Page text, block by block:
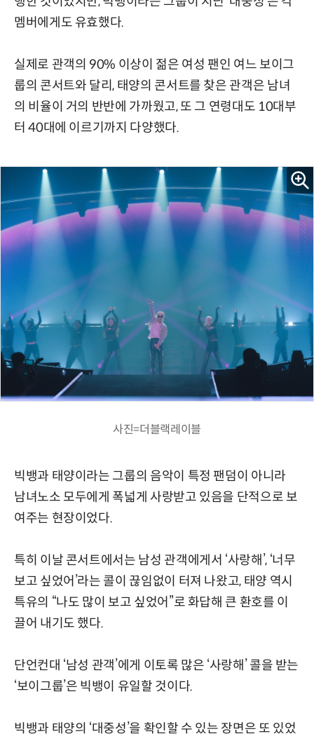
멤버에게도 유효했다.
실제로 관객의 90% 이상이 젊은 여성 팬인 여느 보이그
룹의 콘서트와 달리, 태양의 콘서트를 찾은 관객은 남녀
의 비율이 거의 반반에 가까웠고, 또 그 연령대도 10대부
터 40대에 이르기까지 다양했다.
사진=더블랙레이블
빅뱅과 태양이라는 그룹의 음악이 특정 팬덤이 아니라
남녀노소 모두에게 폭넓게 사랑받고 있음을 단적으로 보
여주는 현장이었다.
특히 이날 콘서트에서는 남성 관객에게서 ‘사랑해’, ‘너무
보고 싶었어’라는 콜이 끊임없이 터져 나왔고, 태양 역시
특유의 “나도 많이 보고 싶었어”로 화답해 큰 환호를 이
끌어 내기도 했다.
단언컨대 ‘남성 관객’에게 이토록 많은 ‘사랑해’ 콜을 받는
‘보이그룹’은 빅뱅이 유일할 것이다.
빅뱅과 태양의 ‘대중성’을 확인할 수 있는 장면은 또 있었